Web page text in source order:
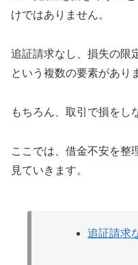
けではありません。
追証請求なし、損失の限
という複数の要素があり
もちろん、取引で損をし
ここでは、借金不安を整
見ていきます。
追証請求